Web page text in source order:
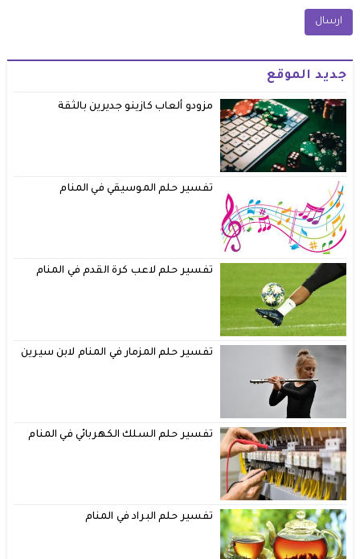
جديد الموقع
مزودو ألعاب كازينو جديرين بالثقة
تفسير حلم الموسيقي في المنام
تفسير حلم لاعب كرة القدم في المنام
تفسير حلم المزمار في المنام لابن سيرين
تفسير حلم السلك الكهربائي في المنام
تفسير حلم البراد في المنام